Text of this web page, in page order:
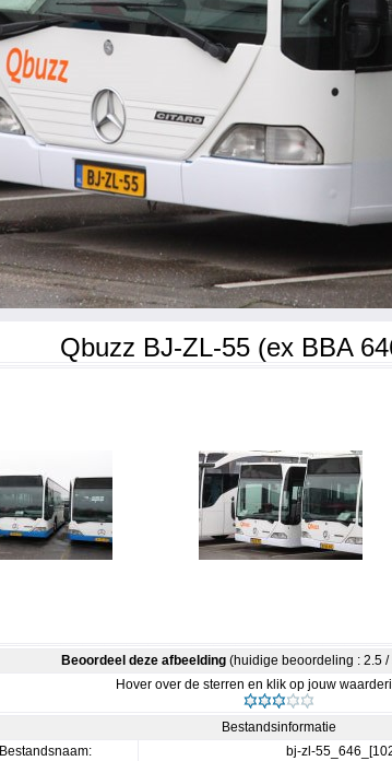
Qbuzz BJ-ZL-55 (ex BBA
Beoordeel deze afbeelding(huidige beoordeling : 2.5 /
Hover over de sterren en klik op jouw
Bestandsinformatie
Bestandsnaam:
bj-zl-